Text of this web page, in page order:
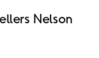
Nelson